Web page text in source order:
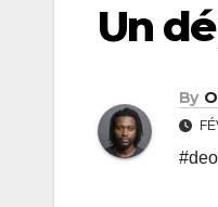
Un
By